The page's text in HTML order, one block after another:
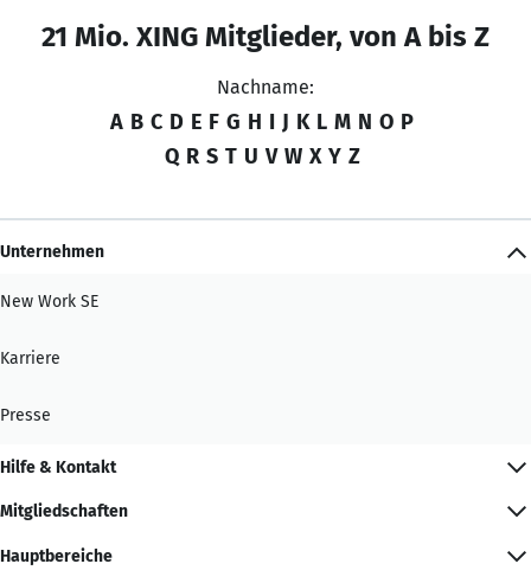
21 Mio. XING Mitglieder, von A bis Z
Nachname:
A B C D E F G H I J K L M N O P
Q R S T U V W X Y Z
Unternehmen
New Work SE
Karriere
Presse
Hilfe & Kontakt
Mitgliedschaften
Hauptbereiche